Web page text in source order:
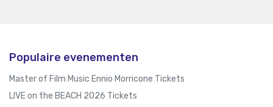
Populaire evenementen
Master of Film Music Ennio Morricone Tickets
LIVE on the BEACH 2026 Tickets